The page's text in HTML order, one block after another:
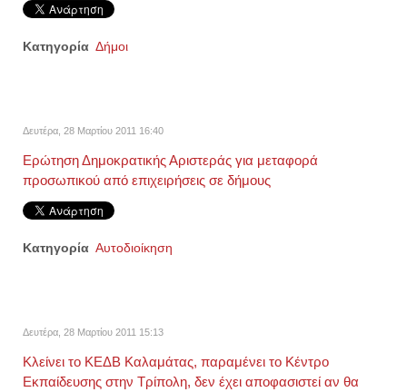
Κατηγορία Δήμοι
Δευτέρα, 28 Μαρτίου 2011 16:40
Ερώτηση Δημοκρατικής Αριστεράς για μεταφορά
προσωπικού από επιχειρήσεις σε δήμους
Κατηγορία Αυτοδιοίκηση
Δευτέρα, 28 Μαρτίου 2011 15:13
Κλείνει το ΚΕΔΒ Καλαμάτας, παραμένει το Κέντρο
Εκπαίδευσης στην Τρίπολη, δεν έχει αποφασιστεί αν θα